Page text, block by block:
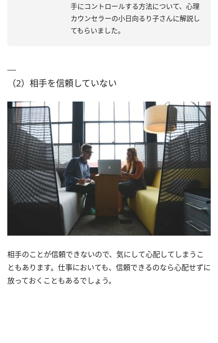
手にコントロールする方法について、心理
カウンセラーの小日向るり子さんに解説し
てもらいました。
（2）相手を信頼していない
相手のことが信頼できないので、気にして心配してしまうこ
ともあります。仕事においても、信頼できるのなら心配せずに
放っておくこともあるでしょう。